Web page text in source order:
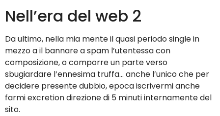
Nell’era del web 2
Da ultimo, nella mia mente il quasi periodo single in
mezzo a il bannare a spam l’utentessa con
composizione, o comporre un parte verso
sbugiardare l’ennesima truffa… anche l’unico che per
decidere presente dubbio, epoca iscrivermi anche
farmi excretion direzione di 5 minuti internamente del
sito.